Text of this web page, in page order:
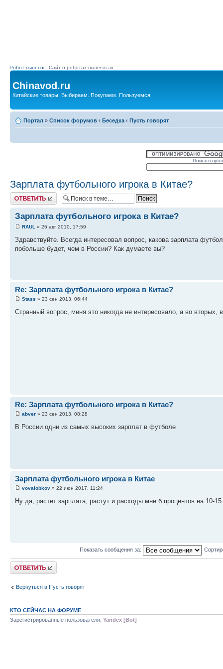
Робот-пылесос. Сайт о роботах-пылесосах.
Chinavod.ru
Китайские товары. Выбираем. Покупаем. Пользуемся.
Портал » Список форумов ‹ Беседка ‹ Пусть говорят
Поиск в
Зарплата футбольного игрока в Китае?
Комментировать
Зарплата футбольного игрока в Китае?
RAUL » 26 авг 2010, 17:59
Здравствуйте. Всегда интересовал вопрос, какова зарплата
побольше будет, чем в России? Как думаете вы?
Re: Зарплата футбольного игрока в Китае?
Stass » 23 сен 2013, 06:44
Странный вопрос, меня это никогда не интересовало, а во вторых,
Re: Зарплата футбольного игрока в Китае?
abver » 23 сен 2013, 08:28
В России одни из самых высоких зарплат в футболе
Зарплата футбольного игрока в Китае
vovalobkov » 22 июн 2017, 11:24
Ну да, растет зарплата, растут и расходы мне б процентов на 10-
Показать сообщения за:
Комментировать
Вернуться в Пусть говорят
КТО СЕЙЧАС НА ФОРУМЕ
Зарегистрированные пользователи: Yandex [Bot]